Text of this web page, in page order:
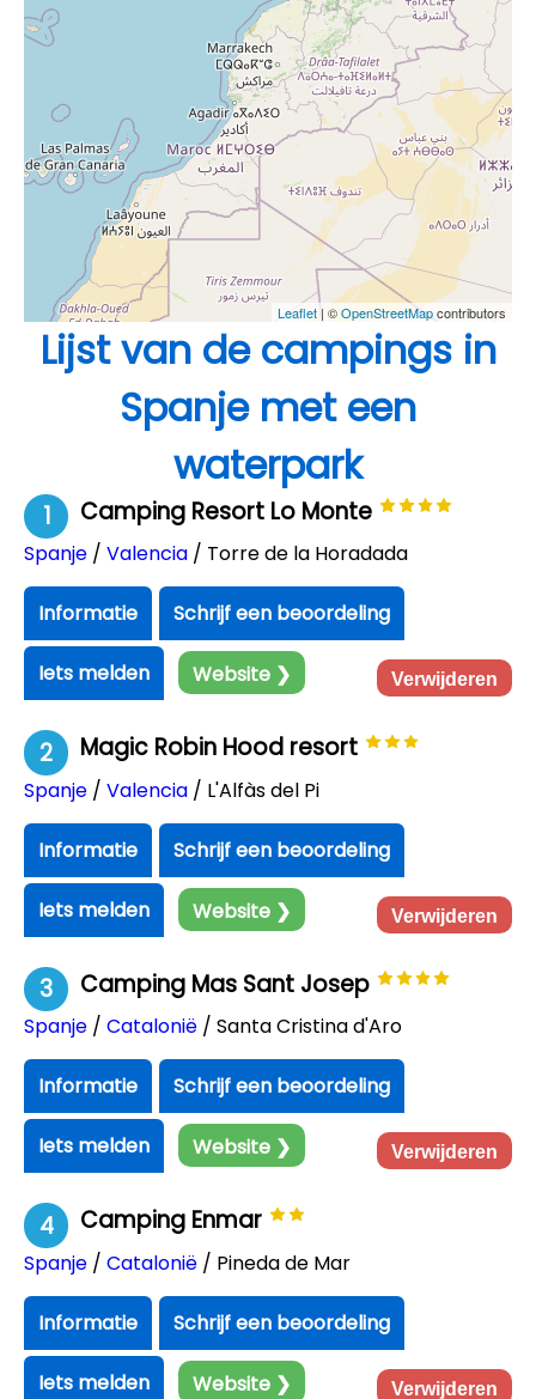
Leaflet | ©OpenStreetMapcontributors
Lijst van de campings in
Spanje met een
waterpark
1 Camping Resort Lo Monte
Spanje / Valencia / Torre de la Horadada
Informatie Schrijf een beoordeling
Iets melden Website ❯ Verwijderen
2 Magic Robin Hood resort
Spanje / Valencia / L'Alfàs del Pi
Informatie Schrijf een beoordeling
Iets melden Website ❯ Verwijderen
3 Camping Mas Sant Josep
Spanje / Catalonië / Santa Cristina d'Aro
Informatie Schrijf een beoordeling
Iets melden Website ❯ Verwijderen
4 Camping Enmar
Spanje / Catalonië / Pineda de Mar
Informatie Schrijf een beoordeling
Iets melden Website ❯ Verwijderen